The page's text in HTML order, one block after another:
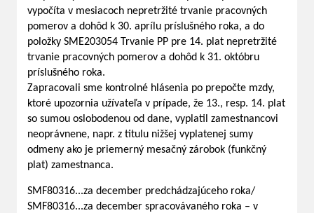
vypočíta v mesiacoch nepretržité trvanie pracovných
pomerov a dohôd k 30. aprílu príslušného roka, a do
položky SME203054 Trvanie PP pre 14. plat nepretržité
trvanie pracovných pomerov a dohôd k 31. októbru
príslušného roka.
Zapracovali sme kontrolné hlásenia po prepočte mzdy,
ktoré upozornia užívateľa v prípade, že 13., resp. 14. plat
so sumou oslobodenou od dane, vyplatil zamestnancovi
neoprávnene, napr. z titulu nižšej vyplatenej sumy
odmeny ako je priemerný mesačný zárobok (funkčný
plat) zamestnanca.
SMF80316...za december predchádzajúceho roka/
SMF80316...za december spracovávaného roka – v